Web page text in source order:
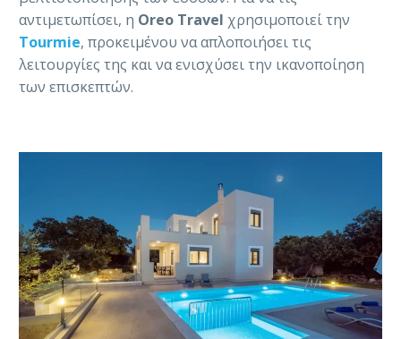
αντιμετωπίσει, η Oreo Travel χρησιμοποιεί την
Tourmie, προκειμένου να απλοποιήσει τις
λειτουργίες της και να ενισχύσει την ικανοποίηση
των επισκεπτών.